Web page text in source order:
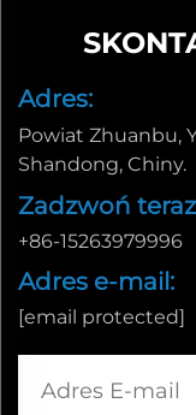
Adres:
Powiat Zhuanbu,
Shandong, Chiny.
Zadzwoń
+86-15263979996
Adres e-mail:
[email protected]